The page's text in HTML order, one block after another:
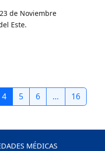
de Noviembre
Este.
4 5 6 … 16
MÉDICAS